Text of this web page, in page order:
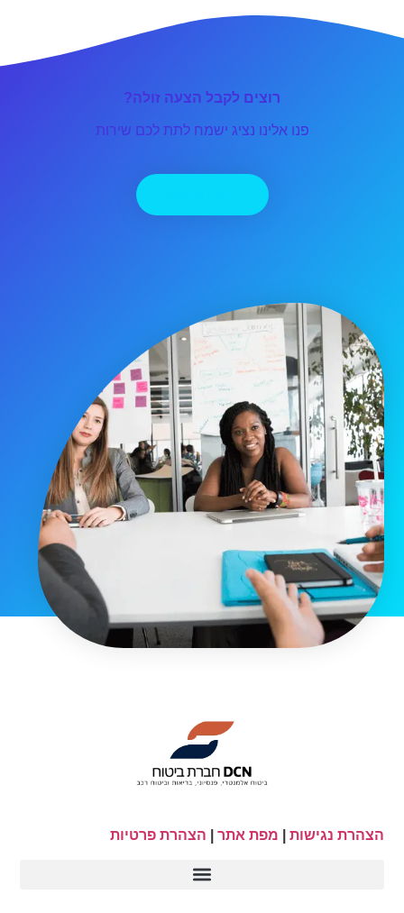
רוצים לקבל הצעה זולה?
פנו אלינו נציג ישמח לתת לכם שירות
הצהרת נגישות| מפת אתר| הצהרת פרטיות